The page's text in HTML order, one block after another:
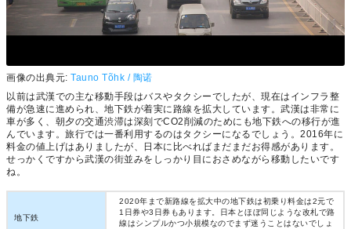
画像の出典元: Tauno Tõhk / 陶诺
以前は武漢での主な移動手段はバスやタクシーでしたが、現在はインフラ整
備が急速に進められ、地下鉄が着実に路線を拡大しています。武漢は非常に
車が多く、朝夕の交通渋滞は深刻でCO2削減のためにも地下鉄への移行が進
んでいます。旅行では一番利用するのはタクシーになるでしょう。2016年に
料金の値上げはありましたが、日本に比べればまだまだお得感があります。
せっかくですから武漢の街並みをしっかり目におさめながら移動したいです
ね。
地下鉄
2020年まで新路線を拡大中の地下鉄は初乗り料金は2元で
1日券や3日券もあります。日本とほぼ同じような改札で路
線はシンプルかつ小規模なのでまず迷うことはないでしょ